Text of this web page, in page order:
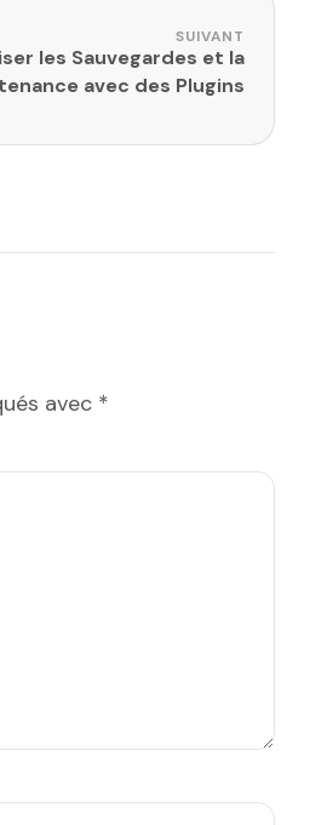
SUIVANT
les Sauvegardes et la
avec des Plugins
avec *